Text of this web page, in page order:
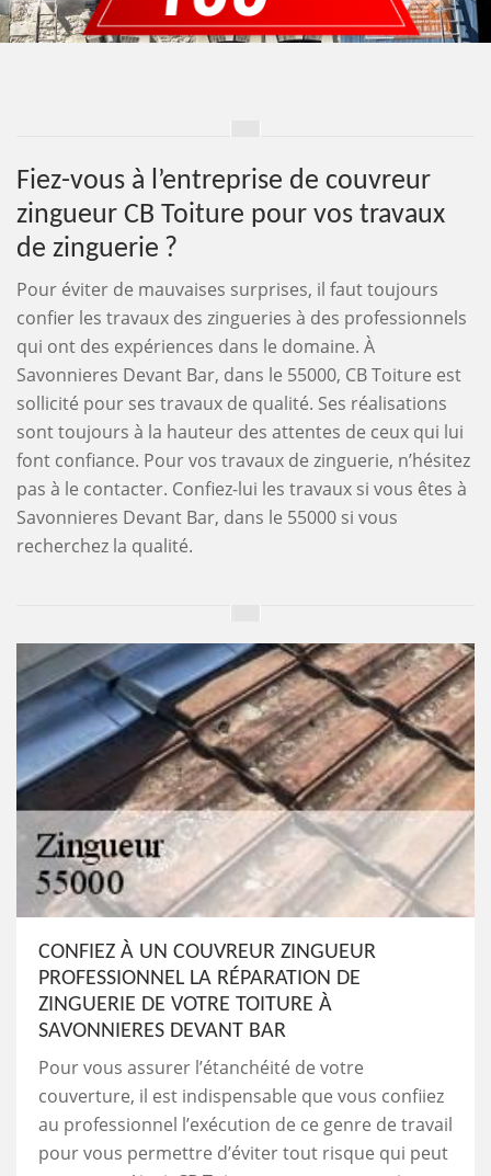
Fiez-vous à l’entreprise de couvreur
zingueur CB Toiture pour vos travaux
de zinguerie ?
Pour éviter de mauvaises surprises, il faut toujours
confier les travaux des zingueries à des professionnels
qui ont des expériences dans le domaine. À
Savonnieres Devant Bar, dans le 55000, CB Toiture est
sollicité pour ses travaux de qualité. Ses réalisations
sont toujours à la hauteur des attentes de ceux qui lui
font confiance. Pour vos travaux de zinguerie, n’hésitez
pas à le contacter. Confiez-lui les travaux si vous êtes à
Savonnieres Devant Bar, dans le 55000 si vous
recherchez la qualité.
CONFIEZ À UN COUVREUR ZINGUEUR
PROFESSIONNEL LA RÉPARATION DE
ZINGUERIE DE VOTRE TOITURE À
SAVONNIERES DEVANT BAR
Pour vous assurer l’étanchéité de votre
couverture, il est indispensable que vous confiiez
au professionnel l’exécution de ce genre de travail
pour vous permettre d’éviter tout risque qui peut